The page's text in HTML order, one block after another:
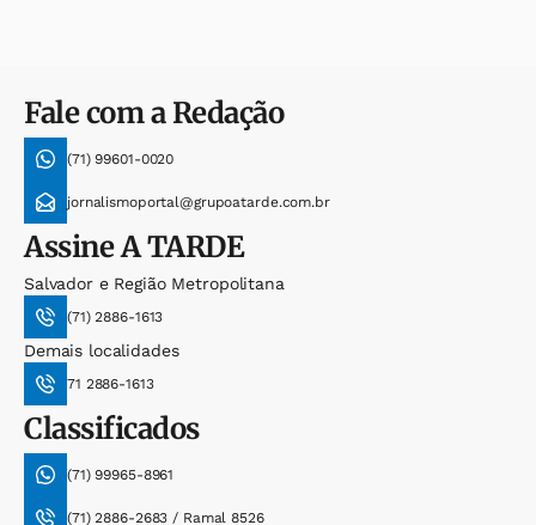
Fale com a Redação
(71) 99601-0020
jornalismoportal@grupoatarde.com.br
AssineA TARDE
Salvador e Região Metropolitana
(71) 2886-1613
Demais localidades
71 2886-1613
Classificados
(71) 99965-8961
(71) 2886-2683 / Ramal 8526